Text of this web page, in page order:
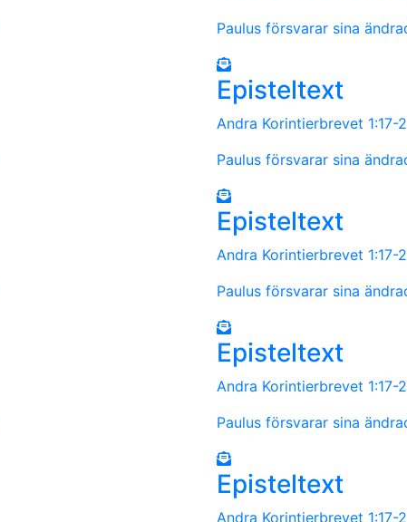
Paulus försvarar sina
Episteltext
Andra Korintierbrevet 1:17-
Paulus försvarar sina
Episteltext
Andra Korintierbrevet 1:17-
Paulus försvarar sina
Episteltext
Andra Korintierbrevet 1:17-
Paulus försvarar sina
Episteltext
Andra Korintierbrevet 1:17-